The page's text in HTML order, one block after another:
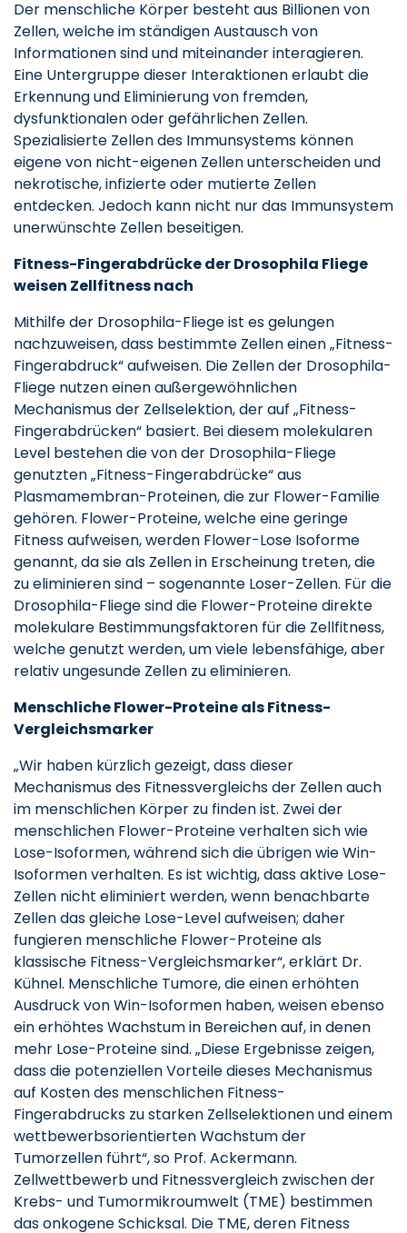
Der menschliche Körper besteht aus Billionen von
Zellen, welche im ständigen Austausch von
Informationen sind und miteinander interagieren.
Eine Untergruppe dieser Interaktionen erlaubt die
Erkennung und Eliminierung von fremden,
dysfunktionalen oder gefährlichen Zellen.
Spezialisierte Zellen des Immunsystems können
eigene von nicht-eigenen Zellen unterscheiden und
nekrotische, infizierte oder mutierte Zellen
entdecken. Jedoch kann nicht nur das Immunsystem
unerwünschte Zellen beseitigen.
Fitness-Fingerabdrücke der Drosophila Fliege
weisen Zellfitness nach
Mithilfe der Drosophila-Fliege ist es gelungen
nachzuweisen, dass bestimmte Zellen einen „Fitness-
Fingerabdruck“ aufweisen. Die Zellen der Drosophila-
Fliege nutzen einen außergewöhnlichen
Mechanismus der Zellselektion, der auf „Fitness-
Fingerabdrücken“ basiert. Bei diesem molekularen
Level bestehen die von der Drosophila-Fliege
genutzten „Fitness-Fingerabdrücke“ aus
Plasmamembran-Proteinen, die zur Flower-Familie
gehören. Flower-Proteine, welche eine geringe
Fitness aufweisen, werden Flower-Lose Isoforme
genannt, da sie als Zellen in Erscheinung treten, die
zu eliminieren sind – sogenannte Loser-Zellen. Für die
Drosophila-Fliege sind die Flower-Proteine direkte
molekulare Bestimmungsfaktoren für die Zellfitness,
welche genutzt werden, um viele lebensfähige, aber
relativ ungesunde Zellen zu eliminieren.
Menschliche Flower-Proteine als Fitness-
Vergleichsmarker
„Wir haben kürzlich gezeigt, dass dieser
Mechanismus des Fitnessvergleichs der Zellen auch
im menschlichen Körper zu finden ist. Zwei der
menschlichen Flower-Proteine verhalten sich wie
Lose-Isoformen, während sich die übrigen wie Win-
Isoformen verhalten. Es ist wichtig, dass aktive Lose-
Zellen nicht eliminiert werden, wenn benachbarte
Zellen das gleiche Lose-Level aufweisen; daher
fungieren menschliche Flower-Proteine als
klassische Fitness-Vergleichsmarker“, erklärt Dr.
Kühnel. Menschliche Tumore, die einen erhöhten
Ausdruck von Win-Isoformen haben, weisen ebenso
ein erhöhtes Wachstum in Bereichen auf, in denen
mehr Lose-Proteine sind. „Diese Ergebnisse zeigen,
dass die potenziellen Vorteile dieses Mechanismus
auf Kosten des menschlichen Fitness-
Fingerabdrucks zu starken Zellselektionen und einem
wettbewerbsorientierten Wachstum der
Tumorzellen führt“, so Prof. Ackermann.
Zellwettbewerb und Fitnessvergleich zwischen der
Krebs- und Tumormikroumwelt (TME) bestimmen
das onkogene Schicksal. Die TME, deren Fitness